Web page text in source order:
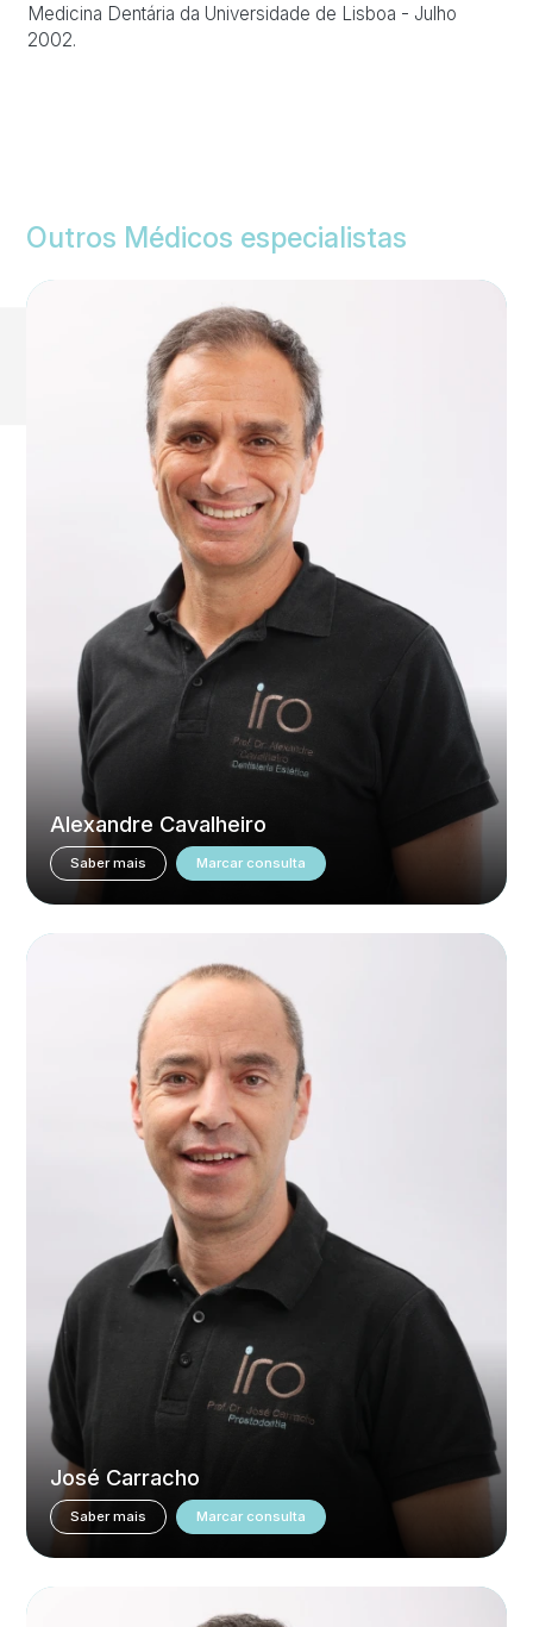
Medicina Dentária da Universidade de Lisboa - Julho
2002.
Outros Médicos especialistas
Alexandre Cavalheiro
Saber mais Marcar consulta
José Carracho
Saber mais Marcar consulta